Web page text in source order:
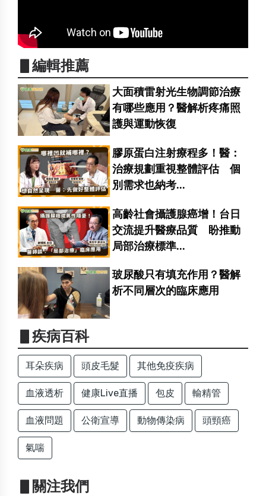
▋編輯推薦
大面積雷射光生物調節治療
有哪些應用？醫解析疼痛照
護與運動恢復
膠原蛋白注射療程多！醫：
治療規劃重視整體評估 個
別需求也納考...
高齡社會攝護腺癌增！台日
交流提升醫療品質 盼推動
局部治療標準...
玻尿酸只有填充作用？醫解
析不同層次的臨床應用
▋疾病百科
耳朵疾病 頭皮毛髮 其他免疫疾病
血液透析 健康Live直播 包皮 輸精管
血液問題 公衛宣導 動物傳染病 頭頸癌
氣喘
▋關注我們